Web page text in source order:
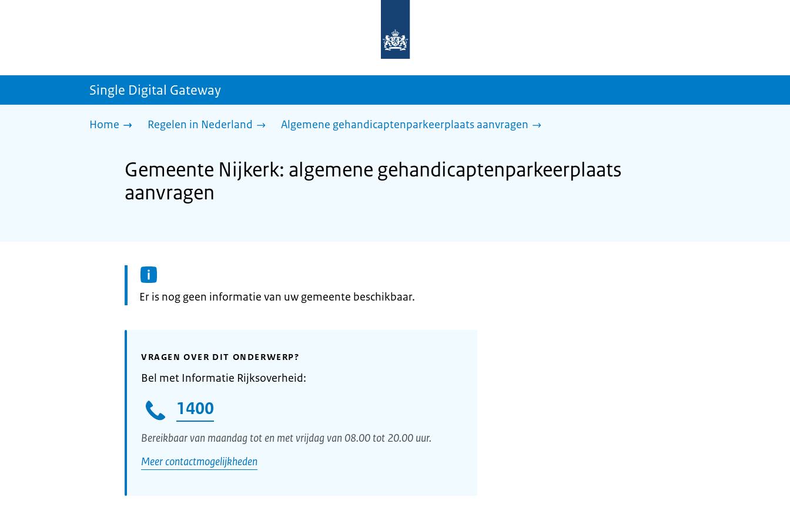
homepage
sdg.rijksoverheid.nl
Single Digital Gateway
Home Regelen in Nederland Algemene gehandicaptenparkeerplaats aanvragen
Gemeente Nijkerk: algemene gehandicaptenparkeerplaats
aanvragen
Informatie:
Er is nog geen informatie van uw gemeente beschikbaar.
VRAGEN OVER DIT ONDERWERP?
Bel met Informatie Rijksoverheid:
1400
Bereikbaar van maandag tot en met vrijdag van 08.00 tot 20.00 uur.
Meer contactmogelijkheden